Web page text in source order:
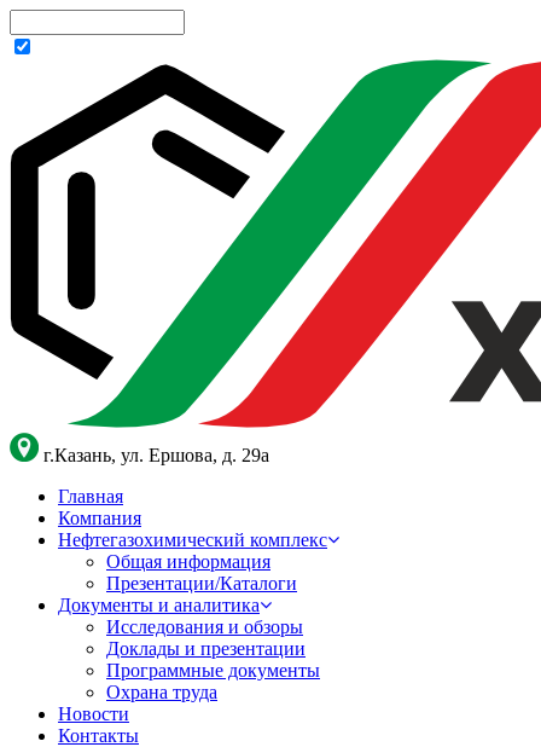
г.Казань, ул. Ершова, д. 29а
Главная
Компания
Нефтегазохимический комплекс
Общая информация
Презентации/Каталоги
Документы и аналитика
Исследования и обзоры
Доклады и презентации
Программные документы
Охрана труда
Новости
Контакты